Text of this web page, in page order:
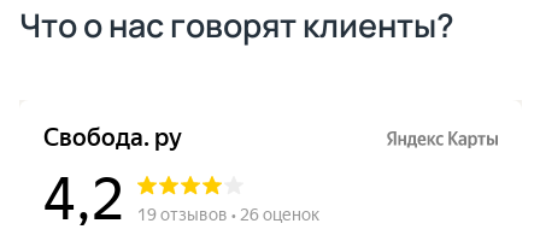
Что о нас говорят клиенты?